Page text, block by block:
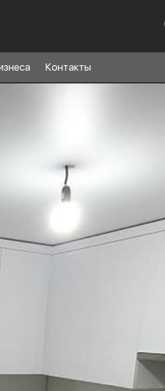
ПАРТНЕРЫ
Контакты